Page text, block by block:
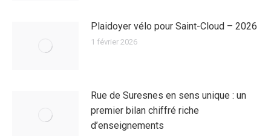
Plaidoyer vélo pour Saint-Cloud – 2026
1 février 2026
Rue de Suresnes en sens unique : un
premier bilan chiffré riche
d’enseignements